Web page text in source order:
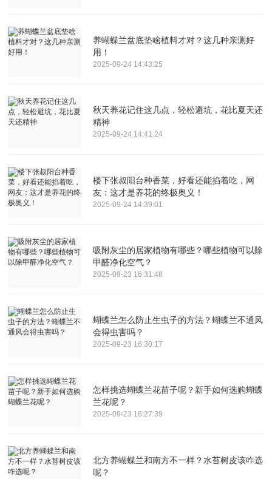
养蝴蝶兰盆底垫啥植料才对？这几种亲测好
用！
2025-09-24 14:43:25
秋天养花记住这几点，轻松避坑，花比夏天还
精神
2025-09-24 14:41:24
楼下张叔阳台种香菜，好看还能掐着吃，网
友：这才是养花的终极奥义！
2025-09-24 14:39:01
吸附灰尘的居家植物有哪些？哪些植物可以除
甲醛净化空气？
2025-09-23 16:31:48
蝴蝶兰怎么防止生虫子的方法？蝴蝶兰不通风
会得虫害吗？
2025-09-23 16:30:17
怎样挑选蝴蝶兰花苗子呢？新手如何选购蝴蝶
兰花呢？
2025-09-23 16:27:39
北方养蝴蝶兰和南方不一样？水苔树皮该咋选
呢？